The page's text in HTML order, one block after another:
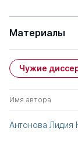
Материалы
Чужие
Имя автора
Антонова Лидия